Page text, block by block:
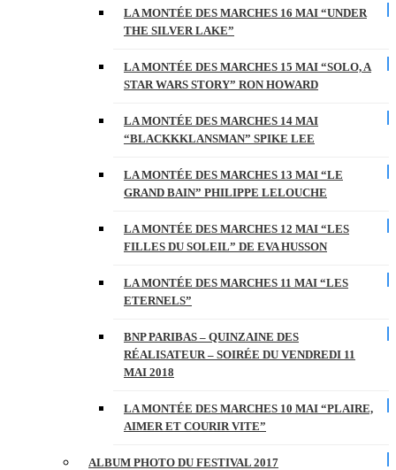
LA MONTÉE DES MARCHES 16 MAI “UNDER
THE SILVER LAKE”
LA MONTÉE DES MARCHES 15 MAI “SOLO, A
STAR WARS STORY” RON HOWARD
LA MONTÉE DES MARCHES 14 MAI
“BLACKKKLANSMAN” SPIKE LEE
LA MONTÉE DES MARCHES 13 MAI “LE
GRAND BAIN” PHILIPPE LELOUCHE
LA MONTÉE DES MARCHES 12 MAI “LES
FILLES DU SOLEIL” DE EVA HUSSON
LA MONTÉE DES MARCHES 11 MAI “LES
ETERNELS”
BNP PARIBAS – QUINZAINE DES
RÉALISATEUR – SOIRÉE DU VENDREDI 11
MAI 2018
LA MONTÉE DES MARCHES 10 MAI “PLAIRE,
AIMER ET COURIR VITE”
ALBUM PHOTO DU FESTIVAL 2017